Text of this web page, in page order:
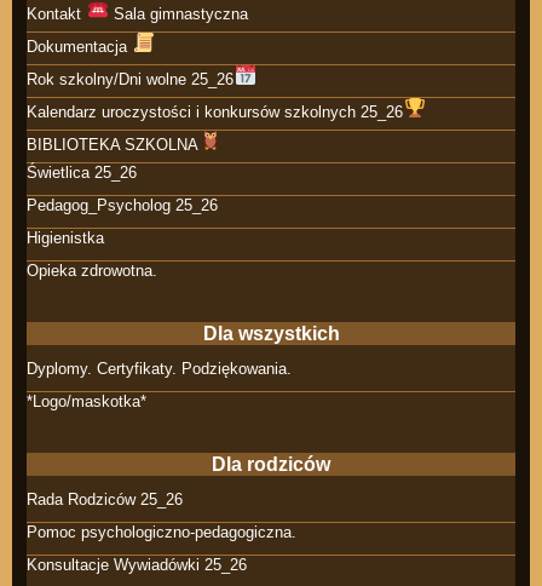
Kontakt
Sala gimnastyczna
Dokumentacja
Rok szkolny/Dni wolne 25_26
Kalendarz uroczystości i konkursów szkolnych 25_26
BIBLIOTEKA SZKOLNA
Świetlica 25_26
Pedagog_Psycholog 25_26
Higienistka
Opieka zdrowotna.
Dla wszystkich
Dyplomy. Certyfikaty. Podziękowania.
*Logo/maskotka*
Dla rodziców
Rada Rodziców 25_26
Pomoc psychologiczno-pedagogiczna.
Konsultacje Wywiadówki 25_26